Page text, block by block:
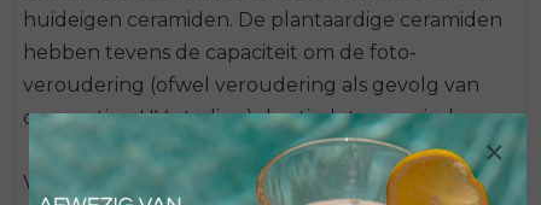
huideigen ceramiden. De plantaardige ceramiden
hebben tevens de capaciteit om de foto-
veroudering (ofwel veroudering als gevolg van
overmatige UV-straling) drastisch te verminderen.
Vanaf de leeftijd van circa 20 jaar vinden er
×